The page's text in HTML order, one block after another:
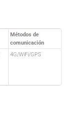
Métodos de
comunicación
4G/WiFi/GPS